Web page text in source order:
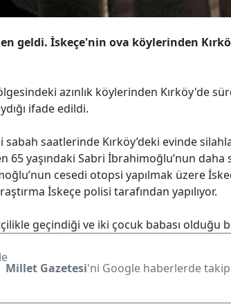
geldi. İskeçe'nin ova köylerinden
azınlık köylerinden Kırköy'de
ifade edildi.
saatlerinde Kırköy’deki evinde
65 yaşındaki Sabri İbrahimoğlu’nun daha
cesedi otopsi yapılmak üzere
İskeçe polisi tarafından yapılıyor.
geçindiği ve iki çocuk babası olduğu
Millet Gazetesi'ni Google haberlerde